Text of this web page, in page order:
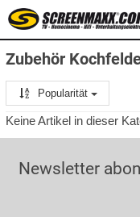
Zubehör
Popularität
Keine Artikel in dieser
Newsletter